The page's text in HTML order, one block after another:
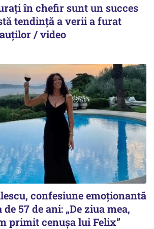
în chefir sunt un succes
tendință a verii a furat
/ video
confesiune emoționantă
57 de ani: „De ziua mea,
primit cenușa lui Felix”